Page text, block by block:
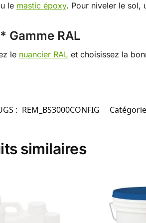
le mastic époxy. Pour niveler le sol,
Gamme RAL
le nuancier RALet choisissez la
: REM_BS3000CONFIG
similaires